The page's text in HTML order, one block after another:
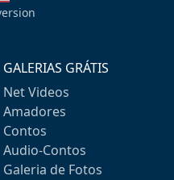
GALERIAS GRÁTIS
Net Videos
Amadores
Contos
Audio-Contos
Galeria de Fotos